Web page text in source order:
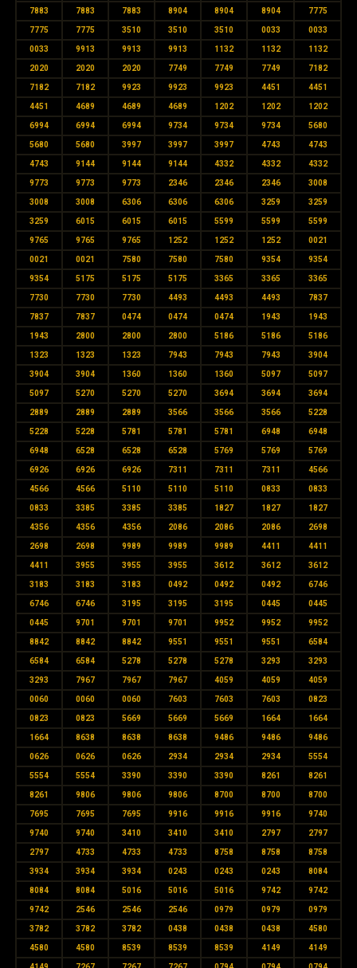
7883 7883 7883 8904 8904 8904 7775
7775 7775 3510 3510 3510 0033 0033
0033 9913 9913 9913 1132 1132 1132
2020 2020 2020 7749 7749 7749 7182
7182 7182 9923 9923 9923 4451 4451
4451 4689 4689 4689 1202 1202 1202
6994 6994 6994 9734 9734 9734 5680
5680 5680 3997 3997 3997 4743 4743
4743 9144 9144 9144 4332 4332 4332
9773 9773 9773 2346 2346 2346 3008
3008 3008 6306 6306 6306 3259 3259
3259 6015 6015 6015 5599 5599 5599
9765 9765 9765 1252 1252 1252 0021
0021 0021 7580 7580 7580 9354 9354
9354 5175 5175 5175 3365 3365 3365
7730 7730 7730 4493 4493 4493 7837
7837 7837 0474 0474 0474 1943 1943
1943 2800 2800 2800 5186 5186 5186
1323 1323 1323 7943 7943 7943 3904
3904 3904 1360 1360 1360 5097 5097
5097 5270 5270 5270 3694 3694 3694
2889 2889 2889 3566 3566 3566 5228
5228 5228 5781 5781 5781 6948 6948
6948 6528 6528 6528 5769 5769 5769
6926 6926 6926 7311 7311 7311 4566
4566 4566 5110 5110 5110 0833 0833
0833 3385 3385 3385 1827 1827 1827
4356 4356 4356 2086 2086 2086 2698
2698 2698 9989 9989 9989 4411 4411
4411 3955 3955 3955 3612 3612 3612
3183 3183 3183 0492 0492 0492 6746
6746 6746 3195 3195 3195 0445 0445
0445 9701 9701 9701 9952 9952 9952
8842 8842 8842 9551 9551 9551 6584
6584 6584 5278 5278 5278 3293 3293
3293 7967 7967 7967 4059 4059 4059
0060 0060 0060 7603 7603 7603 0823
0823 0823 5669 5669 5669 1664 1664
1664 8638 8638 8638 9486 9486 9486
0626 0626 0626 2934 2934 2934 5554
5554 5554 3390 3390 3390 8261 8261
8261 9806 9806 9806 8700 8700 8700
7695 7695 7695 9916 9916 9916 9740
9740 9740 3410 3410 3410 2797 2797
2797 4733 4733 4733 8758 8758 8758
3934 3934 3934 0243 0243 0243 8084
8084 8084 5016 5016 5016 9742 9742
9742 2546 2546 2546 0979 0979 0979
3782 3782 3782 0438 0438 0438 4580
4580 4580 8539 8539 8539 4149 4149